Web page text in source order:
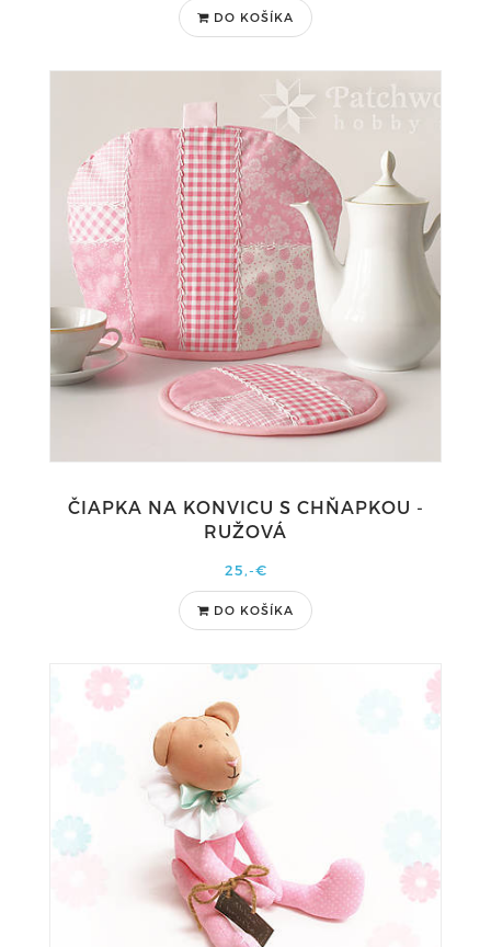
DO KOŠÍKA
ČIAPKA NA KONVICU S CHŇAPKOU -
RUŽOVÁ
25,-€
DO KOŠÍKA